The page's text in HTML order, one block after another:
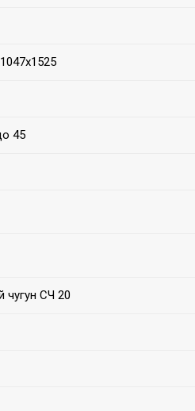
45
чугун СЧ 20